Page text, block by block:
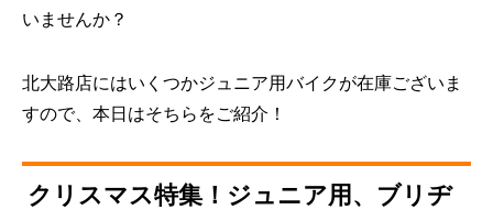
いませんか？
北大路店にはいくつかジュニア用バイクが在庫ございま
すので、本日はそちらをご紹介！
クリスマス特集！ジュニア用、ブリヂ